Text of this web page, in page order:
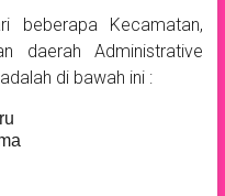
beberapa Kecamatan,
daerah Administrative
di bawah ini :